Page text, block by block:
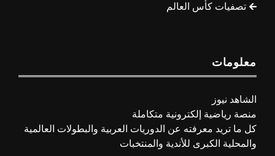
تصفيات كأس العالم
معلومات
الشاهد نيوز
منصة رياضية إلكترونية متكاملة
كل ما تريد معرفته عن الدوريات العربية والبطولات العالمية
والمحلية الكبرى للأندية والمنتخبات